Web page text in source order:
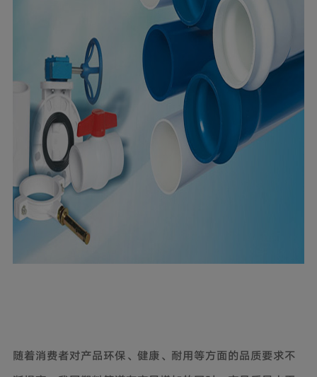
随着消费者对产品环保、健康、耐用等方面的品质要求不